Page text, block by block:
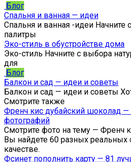
Блог
Спальня и ванная — идеи
Спальня и ванная -идеи Начните
палитры
Эко-стиль в обустройстве дома
Эко-стиль Начните с выбора
для
Блог
Балкон и сад — идеи и советы
Балкон и сад — идеи и советы
Смотрите также
Френч кис дубайский шоколад —
фотографий
Смотрите фото на тему — Френч
Вы найдете 60 разных
качестве.
Фсинет пополнить карту — 81